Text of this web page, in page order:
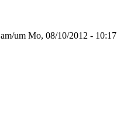
am/um Mo, 08/10/2012 - 10:17